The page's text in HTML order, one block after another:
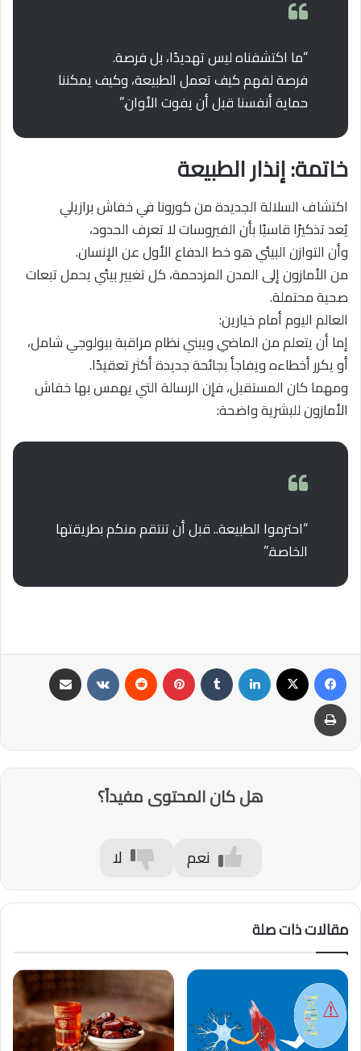
“ما اكتشفناه ليس تهديدًا، بل فرصة.
فرصة لفهم كيف تعمل الطبيعة، وكيف يمكننا
حماية أنفسنا قبل أن يفوت الأوان.”
خاتمة: إنذار الطبيعة
اكتشاف السلالة الجديدة من كورونا في خفاش برازيلي
يُعد تذكيرًا قاسيًا بأن الفيروسات لا تعرف الحدود،
وأن التوازن البيئي هو خط الدفاع الأول عن الإنسان.
من الأمازون إلى المدن المزدحمة، كل تغيير بيئي يحمل تبعات
صحية محتملة.
العالم اليوم أمام خيارين:
إما أن يتعلم من الماضي ويبني نظام مراقبة بيولوجي شامل،
أو يكرر أخطاءه ويفاجأ بجائحة جديدة أكثر تعقيدًا.
ومهما كان المستقبل، فإن الرسالة التي يهمس بها خفاش
الأمازون للبشرية واضحة:
“احترموا الطبيعة.. قبل أن تنتقم منكم بطريقتها
الخاصة.”
هل كان المحتوى مفيداً؟
نعم لا
مقالات ذات صلة